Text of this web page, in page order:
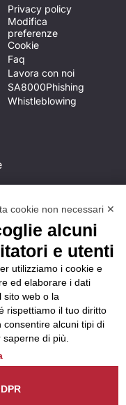
.
Privacy policy
Modifica
preferenze
Cookie
Faq
Lavora con noi
SA8000Phishing
Whistleblowing
cookie non necessari ✕
alcuni
e utenti
utilizziamo i cookie e
ed elaborare i dati
sito web o la
rispettiamo il tuo diritto
consentire alcuni tipi di
di più.